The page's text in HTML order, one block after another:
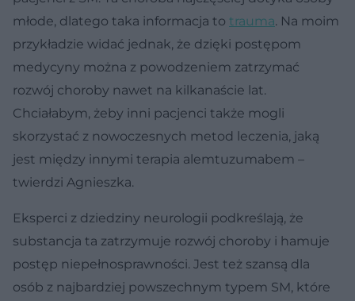
młode, dlatego taka informacja to trauma. Na moim
przykładzie widać jednak, że dzięki postępom
medycyny można z powodzeniem zatrzymać
rozwój choroby nawet na kilkanaście lat.
Chciałabym, żeby inni pacjenci także mogli
skorzystać z nowoczesnych metod leczenia, jaką
jest między innymi terapia alemtuzumabem –
twierdzi Agnieszka.
Eksperci z dziedziny neurologii podkreślają, że
substancja ta zatrzymuje rozwój choroby i hamuje
postęp niepełnosprawności. Jest też szansą dla
osób z najbardziej powszechnym typem SM, które